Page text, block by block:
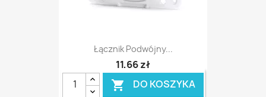
Łącznik Podwójny...
11,66 zł
 DO KOSZYKA